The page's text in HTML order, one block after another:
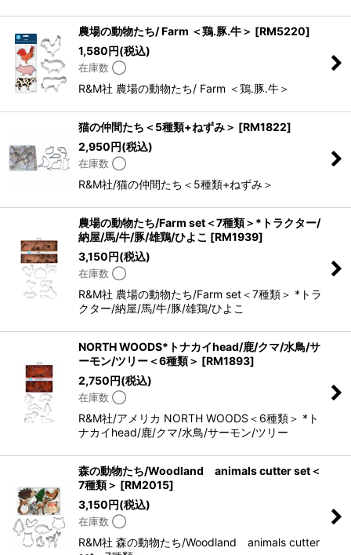
農場の動物たち/ Farm ＜鶏.豚.牛＞ [RM5220]
1,580円(税込)
在庫数 ◯
R&M社 農場の動物たち/ Farm ＜鶏.豚.牛＞
猫の仲間たち＜5種類+ねずみ＞ [RM1822]
2,950円(税込)
在庫数 ◯
R&M社/猫の仲間たち＜5種類+ねずみ＞
農場の動物たち/Farm set＜7種類＞*トラクター/
納屋/馬/牛/豚/雄鶏/ひよこ [RM1939]
3,150円(税込)
在庫数 ◯
R&M社 農場の動物たち/Farm set＜7種類＞ *トラ
クター/納屋/馬/牛/豚/雄鶏/ひよこ
NORTH WOODS*トナカイhead/鹿/クマ/水鳥/サ
ーモン/ツリー＜6種類＞ [RM1893]
2,750円(税込)
在庫数 ◯
R&M社/アメリカ NORTH WOODS＜6種類＞ *ト
ナカイhead/鹿/クマ/水鳥/サーモン/ツリー
森の動物たち/Woodland animals cutter set＜
7種類＞ [RM2015]
3,150円(税込)
在庫数 ◯
R&M社 森の動物たち/Woodland animals cutter